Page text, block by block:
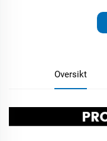
Oversikt